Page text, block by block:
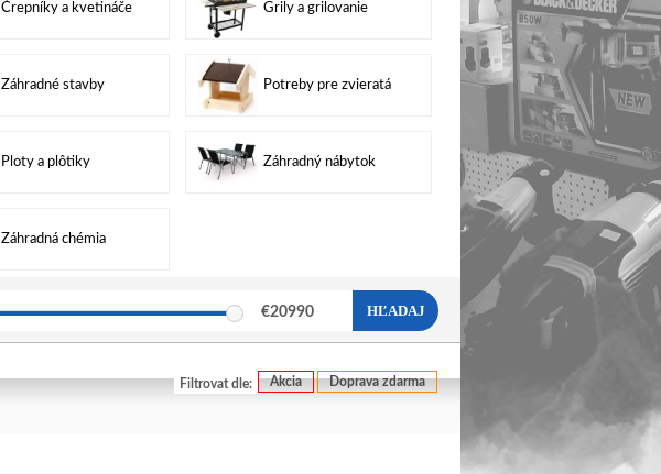
Črepníky a kvetináče Grily a grilovanie
Záhradné stavby Potreby pre zvieratá
Ploty a plôtiky Záhradný nábytok
Záhradná chémia
€20990 HĽADAJ
Filtrovat dle: Akcia Doprava zdarma